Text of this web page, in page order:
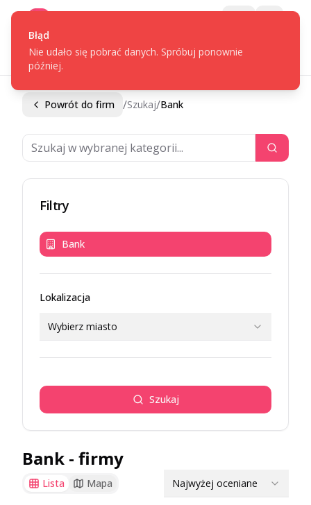
Powrót do firm /Szukaj/Bank
Filtry
Bank
Lokalizacja
Wybierz miasto
Szukaj
Bank - firmy
Lista Mapa Najwyżej oceniane
Błąd
Nie udało się pobrać danych. Spróbuj ponownie
później.